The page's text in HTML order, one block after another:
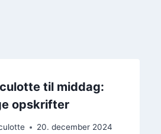
til middag:
opskrifter
20. december 2024